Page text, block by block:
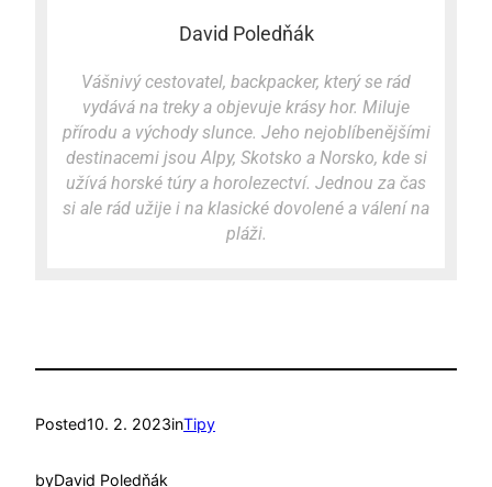
David Poledňák
Vášnivý cestovatel, backpacker, který se rád
vydává na treky a objevuje krásy hor. Miluje
přírodu a východy slunce. Jeho nejoblíbenějšími
destinacemi jsou Alpy, Skotsko a Norsko, kde si
užívá horské túry a horolezectví. Jednou za čas
si ale rád užije i na klasické dovolené a válení na
pláži.
Posted10. 2. 2023inTipy
byDavid Poledňák